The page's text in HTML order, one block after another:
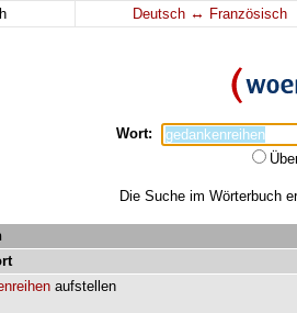
Deutsch ↔ Französisch
Wort:
Die Suche im Wörterbuch
aufstellen